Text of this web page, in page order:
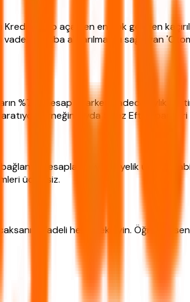
hesap açarken en çok gözden
hesaba aktarılmasını sağlayan
%70'i hesap açarken sadece aylık
Örneğin, ayda 5 kez Eft yapan biri
hesaplarda yıllık üyelik ücreti
ücretsiz.
Vadeli hesap ekleyin.